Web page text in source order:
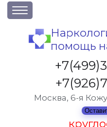
О клинике
Акции
Вакансии
Лицензии
Статьи
помощь
Москва, 6-я